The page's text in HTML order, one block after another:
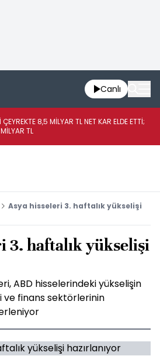
Canlı
8,5 MİLYAR TL NET KAR ELDE ETTİ;
TL
Asya hisseleri 3. haftalık yükselişi
3. haftalık yükselişi
ABD hisselerindeki yükselişin
ve finans sektörlerinin